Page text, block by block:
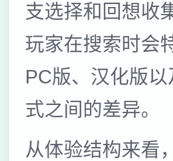
支选择和回想收
玩家在搜索时会
PC版、汉化版
式之间的差异。
从体验结构来看